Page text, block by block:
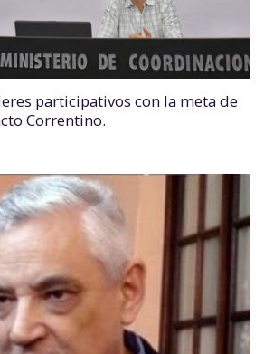
participativos con la meta de
Correntino.